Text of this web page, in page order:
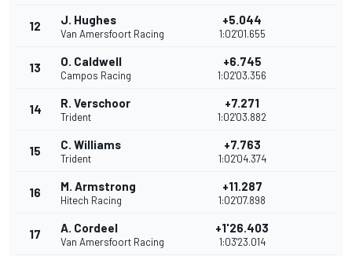
12 J. Hughes
Van Amersfoort Racing
+5.044
1:02'01.655
13 O. Caldwell
Campos Racing
+6.745
1:02'03.356
14 R. Verschoor
Trident
+7.271
1:02'03.882
15 C. Williams
Trident
+7.763
1:02'04.374
16 M. Armstrong
Hitech Racing
+11.287
1:02'07.898
17 A. Cordeel
Van Amersfoort Racing
+1'26.403
1:03'23.014